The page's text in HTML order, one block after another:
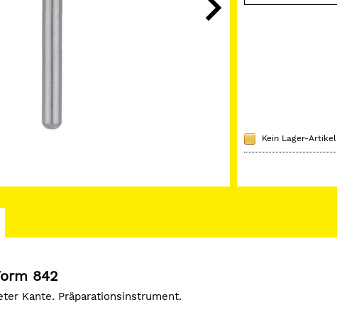
Kein Lager-Artikel
842
Kante. Präparationsinstrument.